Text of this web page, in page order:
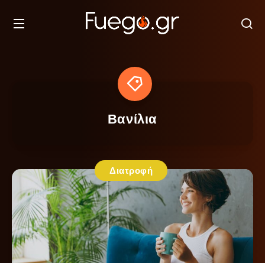
Βανίλια
Διατροφή